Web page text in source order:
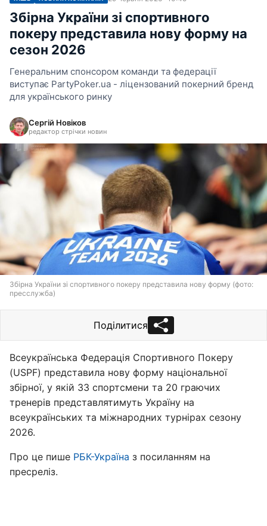
Збірна України зі спортивного
покеру представила нову форму на
сезон 2026
Генеральним спонсором команди та федерації
виступає PartyPoker.ua - ліцензований покерний бренд
для українського ринку
Сергій Новіков
редактор стрічки новин
Збірна України зі спортивного покеру представила нову форму (фото:
пресслужба)
Поділитися
Всеукраїнська Федерація Спортивного Покеру
(USPF) представила нову форму національної
збірної, у якій 33 спортсмени та 20 граючих
тренерів представлятимуть Україну на
всеукраїнських та міжнародних турнірах сезону
2026.
Про це пише РБК-Україна з посиланням на
пресреліз.